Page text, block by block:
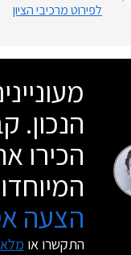
לפירוט מרכיבי הציון
הנכון.
הכירו
הצעה
התקשרו או